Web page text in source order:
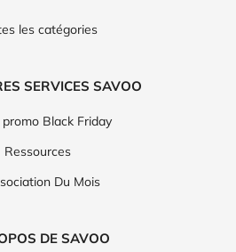
les catégories
SERVICES SAVOO
promo Black Friday
Ressources
Du Mois
DE SAVOO